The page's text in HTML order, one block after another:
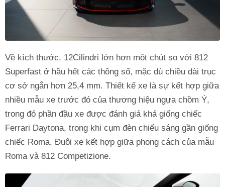
Về kích thước, 12Cilindri lớn hơn một chút so với 812
Superfast ở hầu hết các thông số, mặc dù chiều dài trục
cơ sở ngắn hơn 25,4 mm. Thiết kế xe là sự kết hợp giữa
nhiều mẫu xe trước đó của thương hiệu ngựa chồm Ý,
trong đó phần đầu xe được đánh giá khá giống chiếc
Ferrari Daytona, trong khi cụm đèn chiếu sáng gần giống
chiếc Roma. Đuôi xe kết hợp giữa phong cách của mẫu
Roma và 812 Competizione.